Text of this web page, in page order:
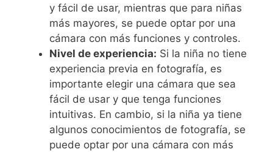
y fácil de usar, mientras que para niñas
más mayores, se puede optar por una
cámara con más funciones y controles.
Nivel de experiencia: Si la niña no tiene
experiencia previa en fotografía, es
importante elegir una cámara que sea
fácil de usar y que tenga funciones
intuitivas. En cambio, si la niña ya tiene
algunos conocimientos de fotografía, se
puede optar por una cámara con más